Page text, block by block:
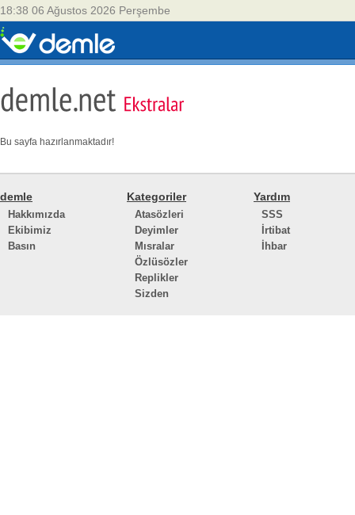
18:38 06 Ağustos 2026 Perşembe
Bu sayfa hazırlanmaktadır!
demle
Hakkımızda
Ekibimiz
Basın
Kategoriler
Atasözleri
Deyimler
Mısralar
Özlüsözler
Replikler
Sizden
Yardım
SSS
İrtibat
İhbar